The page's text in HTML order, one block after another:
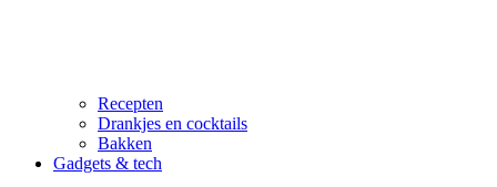
Recepten
Drankjes en cocktails
Bakken
Gadgets & tech